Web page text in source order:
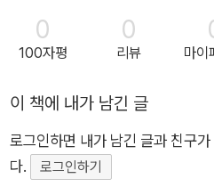
우선 우리는 기술의 발전을 이해하
해 가까운 미래를 전망하는 책을 쓴
적절하게 조정할 수 있다. 우리는 기
작해 보면서 이 순간 잠재된 기회를
점(interface)을 둘러싸고 일어나
nsformation)에 초점을 맞추고 이
~10년 이내에 사람과 컴퓨터의 상
것으로 내다보고 그 기대와 전망, 그
해 이 책을 썼습니다.
이 두 명의 저자는 기술자나 학자가
ast)에 가깝습니다. 이들은 마니아
라고 하면서 가상현실, 증강현실,
운 공간 컴퓨팅의 시대의 도래를
주변의 실제 환경과 컴퓨터 입체
되는 차세대 혼합현실 인터페이스
소매유통, 교육, 보건의료 등, 사
과를 전망하고, 앞서 나가는 브랜
활용하고 있는지에 대한 다양한 사
0
100자평
0
리뷰 마이
이 책에 내가 남긴 글
로그인하면 내가 남긴 글과 친구
다.
로그인하기